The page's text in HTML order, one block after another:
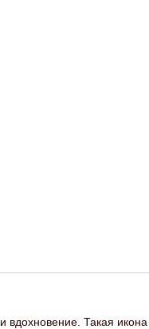
вдохновение. Такая